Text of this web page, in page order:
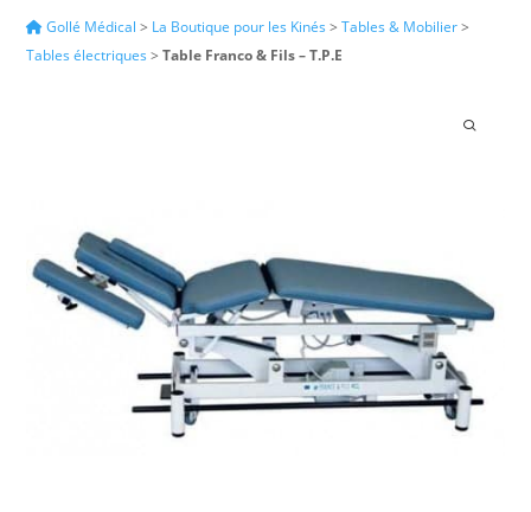
Gollé Médical > La Boutique pour les Kinés >Tables & Mobilier>
Tables électriques >Table Franco & Fils – T.P.E